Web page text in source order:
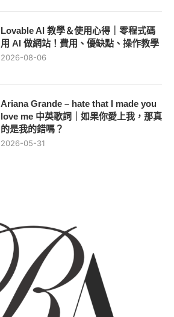
Lovable AI 教學＆使用心得｜零程式碼
用 AI 做網站！費用、優缺點、操作教學
2026-08-06
Ariana Grande – hate that I made you
love me 中英歌詞｜如果你愛上我，那真
的是我的錯嗎？
2026-05-31